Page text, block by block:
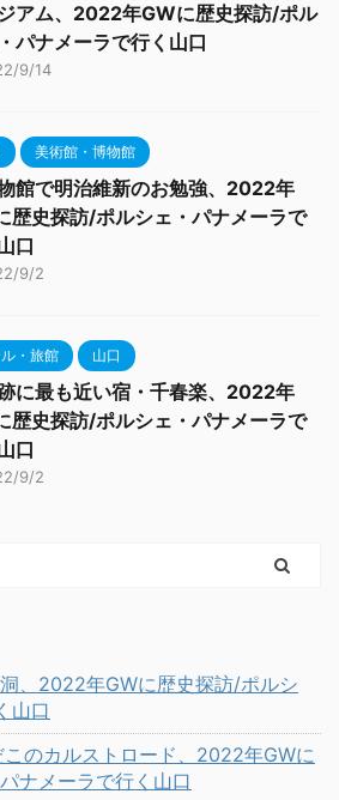
アム、2022年GWに歴史探訪/ポル
パナメーラで行く山口
9/14
美術館・博物館
館で明治維新のお勉強、2022年
歴史探訪/ポルシェ・パナメーラで
口
9/2
・旅館 山口
に最も近い宿・千春楽、2022年
歴史探訪/ポルシェ・パナメーラで
口
9/2
、2022年GWに歴史探訪/ポルシ
山口
のカルストロード、2022年GWに
ナメーラで行く山口